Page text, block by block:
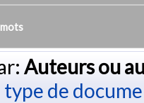
Auteurs ou
type de